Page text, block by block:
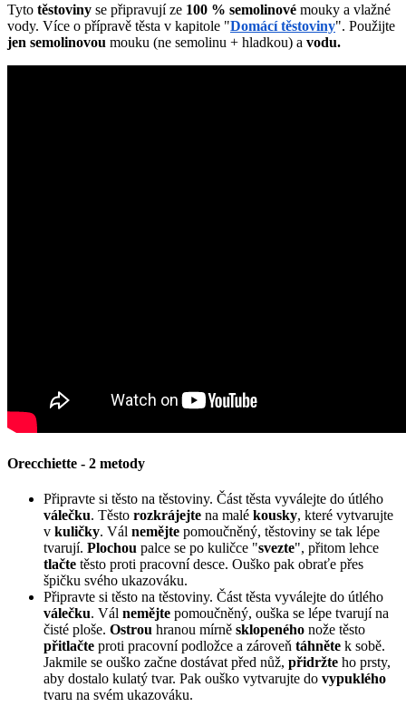
Tyto těstoviny se připravují ze 100 % semolinové mouky a vlažné
vody. Více o přípravě těsta v kapitole "Domácí těstoviny". Použijte
jen semolinovou mouku (ne semolinu + hladkou) a vodu.
Orecchiette - 2 metody
Připravte si těsto na těstoviny. Část těsta vyválejte do útlého
válečku. Těsto rozkrájejte na malé kousky, které vytvarujte
v kuličky. Vál nemějte pomoučněný, těstoviny se tak lépe
tvarují. Plochou palce se po kuličce "svezte", přitom lehce
tlačte těsto proti pracovní desce. Ouško pak obraťe přes
špičku svého ukazováku.
Připravte si těsto na těstoviny. Část těsta vyválejte do útlého
válečku. Vál nemějte pomoučněný, ouška se lépe tvarují na
čisté ploše. Ostrou hranou mírně sklopeného nože těsto
přitlačte proti pracovní podložce a zároveň táhněte k sobě.
Jakmile se ouško začne dostávat před nůž, přidržte ho prsty,
aby dostalo kulatý tvar. Pak ouško vytvarujte do vypuklého
tvaru na svém ukazováku.